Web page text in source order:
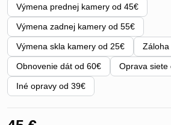
Výmena prednej kamery od 45€
Výmena zadnej kamery od 55€
Výmena skla kamery od 25€
Obnovenie dát od 60€ Oprava siete
Iné opravy od 39€